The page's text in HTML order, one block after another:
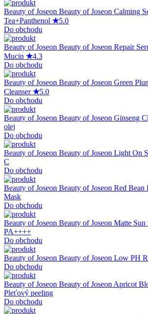
Beauty of Joseon Beauty of Joseon Calming
Tea+Panthenol ★5.0
Do obchodu
Beauty of Joseon Beauty of Joseon Repair
Mucin ★4.3
Do obchodu
Beauty of Joseon Beauty of Joseon Green
Cleanser★5.0
Do obchodu
Beauty of Joseon Beauty of Joseon Ginseng
olej
Do obchodu
Beauty of Joseon Beauty of Joseon Light On
C
Do obchodu
Beauty of Joseon Beauty of Joseon Red Bean
Mask
Do obchodu
Beauty of Joseon Beauty of Joseon Matte
PA++++
Do obchodu
Beauty of Joseon Beauty of Joseon Low PH
Do obchodu
Beauty of Joseon Beauty of Joseon Apricot
Pleťový peeling
Do obchodu